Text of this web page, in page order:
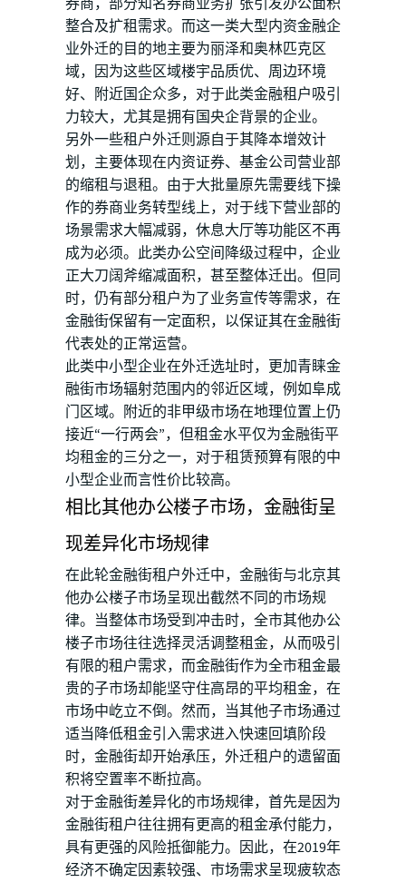
整合及扩租需求。而这一类大型内资金融企
业外迁的目的地主要为丽泽和奥林匹克区
域，因为这些区域楼宇品质优、周边环境
好、附近国企众多，对于此类金融租户吸引
力较大，尤其是拥有国央企背景的企业。
另外一些租户外迁则源自于其降本增效计
划，主要体现在内资证券、基金公司营业部
的缩租与退租。由于大批量原先需要线下操
作的券商业务转型线上，对于线下营业部的
场景需求大幅减弱，休息大厅等功能区不再
成为必须。此类办公空间降级过程中，企业
正大刀阔斧缩减面积，甚至整体迁出。但同
时，仍有部分租户为了业务宣传等需求，在
金融街保留有一定面积，以保证其在金融街
代表处的正常运营。
此类中小型企业在外迁选址时，更加青睐金
融街市场辐射范围内的邻近区域，例如阜成
门区域。附近的非甲级市场在地理位置上仍
接近“一行两会”，但租金水平仅为金融街平
均租金的三分之一，对于租赁预算有限的中
小型企业而言性价比较高。
相比其他办公楼子市场，金融街呈
现差异化市场规律
在此轮金融街租户外迁中，金融街与北京其
他办公楼子市场呈现出截然不同的市场规
律。当整体市场受到冲击时，全市其他办公
楼子市场往往选择灵活调整租金，从而吸引
有限的租户需求，而金融街作为全市租金最
贵的子市场却能坚守住高昂的平均租金，在
市场中屹立不倒。然而，当其他子市场通过
适当降低租金引入需求进入快速回填阶段
时，金融街却开始承压，外迁租户的遗留面
积将空置率不断拉高。
对于金融街差异化的市场规律，首先是因为
金融街租户往往拥有更高的租金承付能力，
具有更强的风险抵御能力。因此，在2019年
经济不确定因素较强、市场需求呈现疲软态